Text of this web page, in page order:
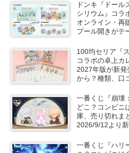
ドンキ『ドール
シリウム』コラ
オンライン・再
プール開きがテ
100均セリア『
コラボの卓上カ
2027年版が新
から？種類、口
一番くじ『崩壊
どこ？コンビニ
庫、売り切れま
2026/9/12より
一番くじ『ハリ